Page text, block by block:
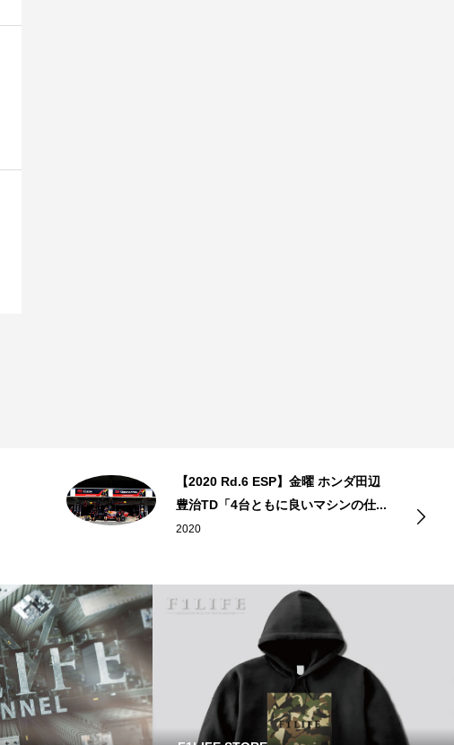
【2020 Rd.6 ESP】金曜 ホンダ田辺
豊治TD「4台ともに良いマシンの仕...
2020